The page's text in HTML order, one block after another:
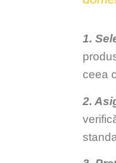
1.
ceea
2.